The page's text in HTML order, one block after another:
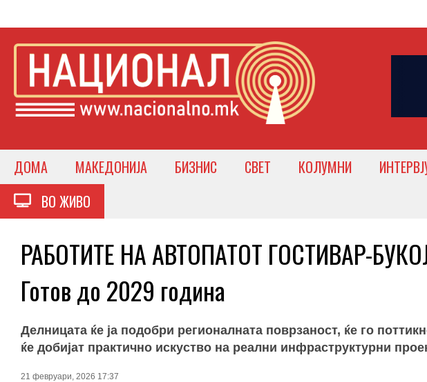
ДОМА МАКЕДОНИЈА БИЗНИС СВЕТ КОЛУМНИ
ВО ЖИВО
РАБОТИТЕ НА АВТОПАТОТ ГОСТИВАР-
Готов до 2029 година
Делницата ќе ја подобри регионалната поврзаност, ќе го
ќе добијат практично искуство на реални инфраструктурни
21 февруари, 2026 17:37